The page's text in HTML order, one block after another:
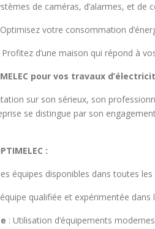
de caméras, d’alarmes, et de
votre consommation
Profitez d’une maison qui répond à
pour vos travaux
sur son sérieux, son
se distingue par son
:
équipes disponibles dans toutes
qualifiée et expérimentée
: Utilisation d’équipements